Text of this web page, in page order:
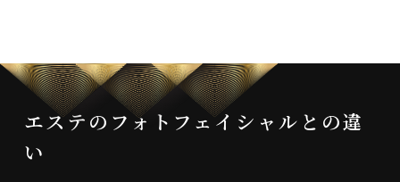
エステのフォトフェイシャルとの違
い